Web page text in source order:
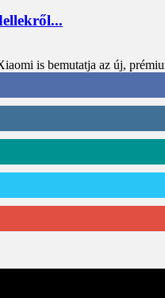
is bemutatja az új,